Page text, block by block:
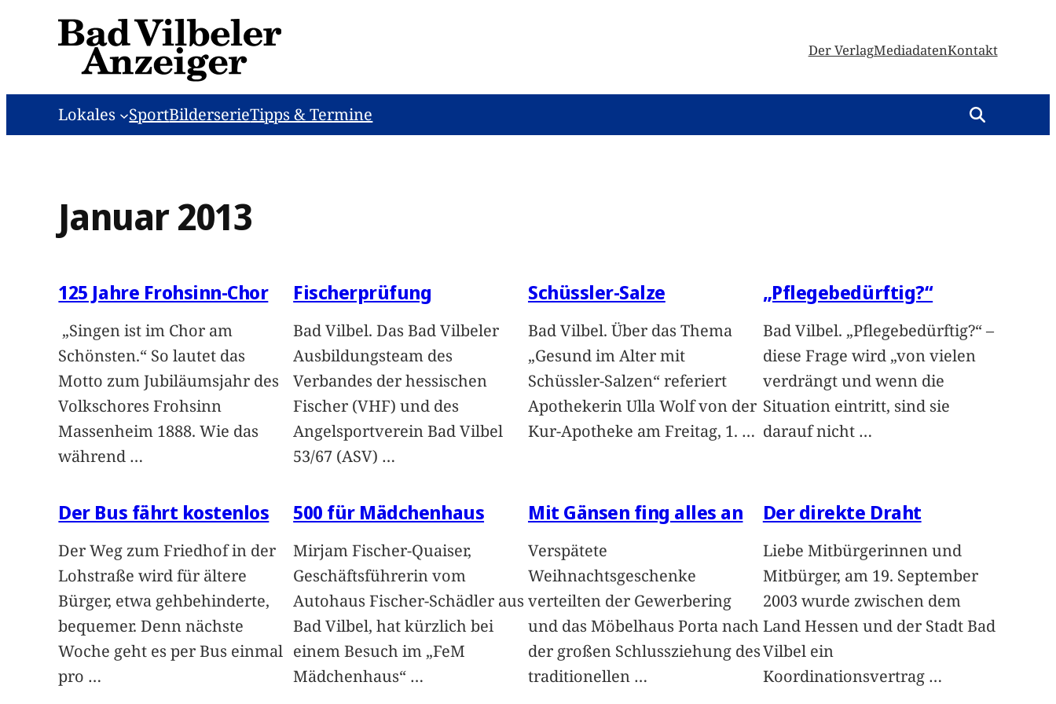
Der VerlagMediadatenKontakt
Lokales SportBilderserieTipps & Termine
Januar 2013
125 Jahre Frohsinn-Chor
„Singen ist im Chor am
Schönsten.“ So lautet das
Motto zum Jubiläumsjahr des
Volkschores Frohsinn
Massenheim 1888. Wie das
während …
Fischerprüfung
Bad Vilbel. Das Bad Vilbeler
Ausbildungsteam des
Verbandes der hessischen
Fischer (VHF) und des
Angelsportverein Bad Vilbel
53/67 (ASV) …
Schüssler-Salze
Bad Vilbel. Über das Thema
„Gesund im Alter mit
Schüssler-Salzen“ referiert
Apothekerin Ulla Wolf von der
Kur-Apotheke am Freitag, 1. …
„Pflegebedürftig?“
Bad Vilbel. „Pflegebedürftig?“ –
diese Frage wird „von vielen
verdrängt und wenn die
Situation eintritt, sind sie
darauf nicht …
Der Bus fährt kostenlos
Der Weg zum Friedhof in der
Lohstraße wird für ältere
Bürger, etwa gehbehinderte,
bequemer. Denn nächste
Woche geht es per Bus einmal
pro …
500 für Mädchenhaus
Mirjam Fischer-Quaiser,
Geschäftsführerin vom
Autohaus Fischer-Schädler aus
Bad Vilbel, hat kürzlich bei
einem Besuch im „FeM
Mädchenhaus“ …
Mit Gänsen fing alles an
Verspätete
Weihnachtsgeschenke
verteilten der Gewerbering
und das Möbelhaus Porta nach
der großen Schlussziehung des
traditionellen …
Der direkte Draht
Liebe Mitbürgerinnen und
Mitbürger, am 19. September
2003 wurde zwischen dem
Land Hessen und der Stadt Bad
Vilbel ein
Koordinationsvertrag …